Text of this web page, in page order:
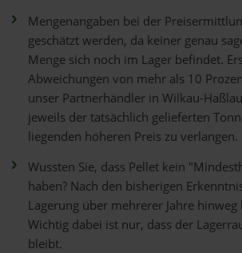
Mengenangaben bei der
geschätzt werden, da keiner genau
Menge sich noch im Lager befindet.
Abweichungen von mehr als 10
unser Partnerhändler in Wilkau-
jeweils der tatsächlich gelieferten
liegenden höheren Preis zu verlangen.
Wussten Sie, dass Pellet kein
haben? Nach den bisherigen
Lagerung über mehrerer Jahre
Wichtig dabei ist nur, dass der
bleibt.